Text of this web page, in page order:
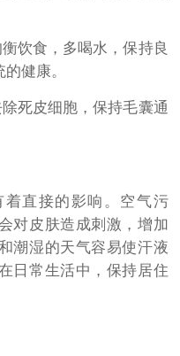
饮食，多喝水，保持良
健康。
死皮细胞，保持毛囊通
直接的影响。空气污
对皮肤造成刺激，增加
潮湿的天气容易使汗液
日常生活中，保持居住